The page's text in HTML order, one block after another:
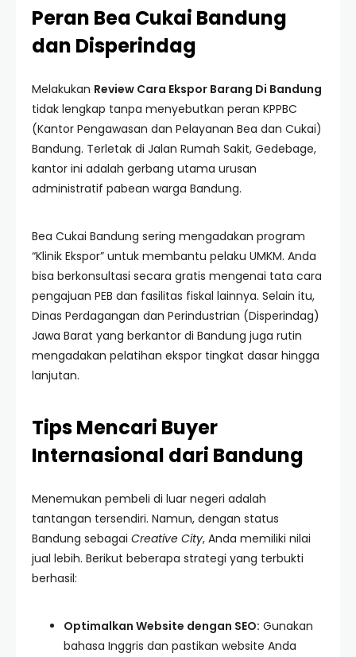
Peran Bea Cukai Bandung
dan Disperindag
Melakukan Review Cara Ekspor Barang Di Bandung
tidak lengkap tanpa menyebutkan peran KPPBC
(Kantor Pengawasan dan Pelayanan Bea dan Cukai)
Bandung. Terletak di Jalan Rumah Sakit, Gedebage,
kantor ini adalah gerbang utama urusan
administratif pabean warga Bandung.
Bea Cukai Bandung sering mengadakan program
“Klinik Ekspor” untuk membantu pelaku UMKM. Anda
bisa berkonsultasi secara gratis mengenai tata cara
pengajuan PEB dan fasilitas fiskal lainnya. Selain itu,
Dinas Perdagangan dan Perindustrian (Disperindag)
Jawa Barat yang berkantor di Bandung juga rutin
mengadakan pelatihan ekspor tingkat dasar hingga
lanjutan.
Tips Mencari Buyer
Internasional dari Bandung
Menemukan pembeli di luar negeri adalah
tantangan tersendiri. Namun, dengan status
Bandung sebagai Creative City, Anda memiliki nilai
jual lebih. Berikut beberapa strategi yang terbukti
berhasil:
Optimalkan Website dengan SEO: Gunakan
bahasa Inggris dan pastikan website Anda